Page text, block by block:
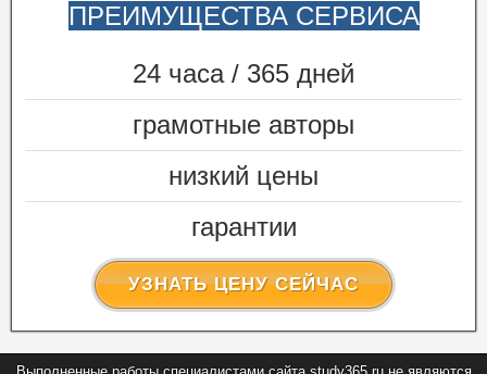
ПРЕИМУЩЕСТВА СЕРВИСА
24 часа / 365 дней
грамотные авторы
низкий цены
гарантии
УЗНАТЬ ЦЕНУ СЕЙЧАС